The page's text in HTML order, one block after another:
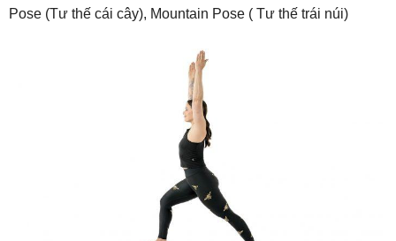
Pose (Tư thế cái cây), Mountain Pose ( Tư thế trái núi)